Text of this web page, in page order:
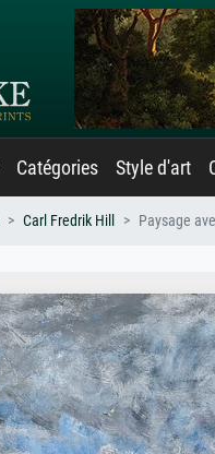
Catégories Style d'art
Carl Fredrik Hill Paysage